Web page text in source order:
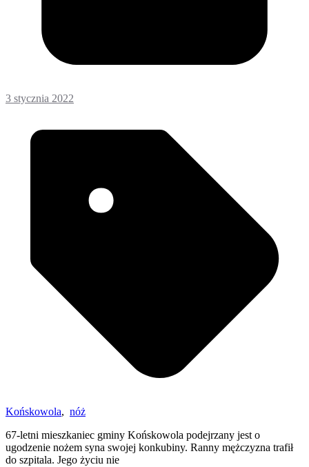
3 stycznia 2022
Końskowola, nóż
67-letni mieszkaniec gminy Końskowola podejrzany jest o
ugodzenie nożem syna swojej konkubiny. Ranny mężczyzna trafił
do szpitala. Jego życiu nie